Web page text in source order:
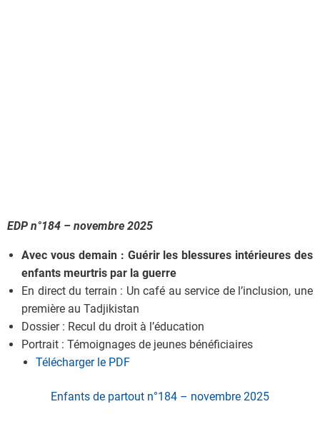
EDP n°184 – novembre 2025
Avec vous demain : Guérir les blessures intérieures des
enfants meurtris par la guerre
En direct du terrain : Un café au service de l’inclusion, une
première au Tadjikistan
Dossier : Recul du droit à l’éducation
Portrait : Témoignages de jeunes bénéficiaires
Télécharger le PDF
Enfants de partout n°184 – novembre 2025